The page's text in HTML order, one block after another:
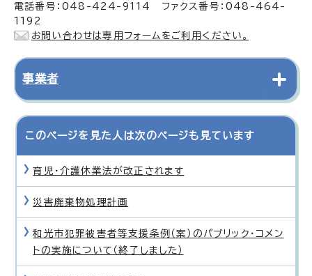
電話番号：048-424-9114 ファクス番号：048-464-
1192
お問い合わせは専用フォームをご利用ください。
事業者
このページを見た人は次のページも見ています
育児・介護休業法が改正されます
災害廃棄物処理計画
和光市犯罪被害者等支援条例（案）のパブリック・コメン
トの実施について（終了しました）